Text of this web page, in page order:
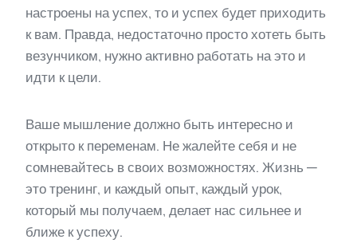
настроены на успех, то и успех будет приходить
к вам. Правда, недостаточно просто хотеть быть
везунчиком, нужно активно работать на это и
идти к цели.
Ваше мышление должно быть интересно и
открыто к переменам. Не жалейте себя и не
сомневайтесь в своих возможностях. Жизнь —
это тренинг, и каждый опыт, каждый урок,
который мы получаем, делает нас сильнее и
ближе к успеху.